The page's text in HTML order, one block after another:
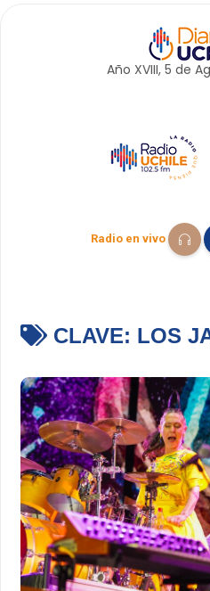
Año XVIII, 5 de
Radio en vivo
CLAVE: LOS